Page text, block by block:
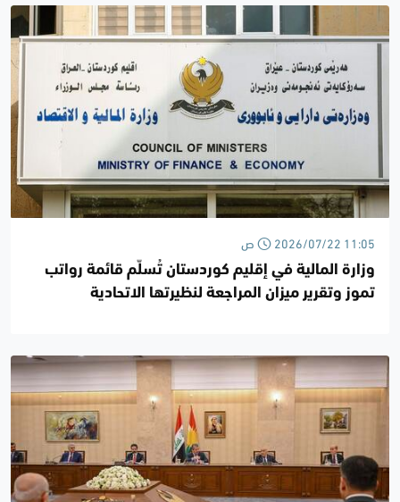
2026/07/22 11:05 ص
وزارة المالية في إقليم كوردستان تُسلّم قائمة رواتب
تموز وتقرير ميزان المراجعة لنظيرتها الاتحادية